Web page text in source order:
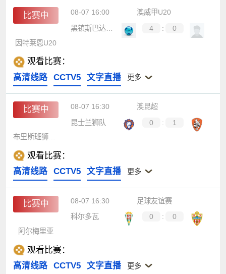
比赛中 08-07 16:00
澳威甲U20
黑镇斯巴达U20
4 :
0
因特莱恩U20
观看比赛：
高清线路
CCTV5 文字直播 更多
比赛中 08-07 16:30
澳昆超
昆士兰狮队
0 :
1
布里斯班狮吼青年队
观看比赛：
高清线路
CCTV5 文字直播 更多
比赛中 08-07 16:30
足球友谊赛
科尔多瓦
0 :
0
阿尔梅里亚
观看比赛：
高清线路
CCTV5 文字直播 更多